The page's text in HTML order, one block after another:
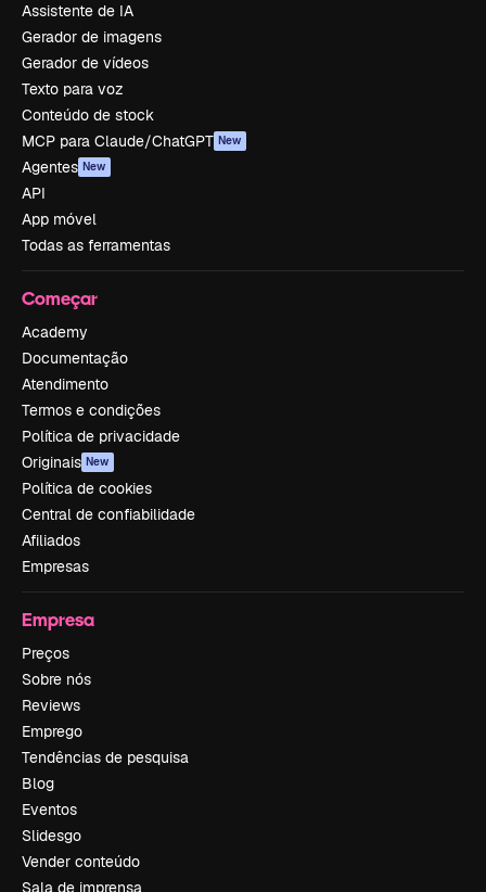
Assistente de IA
Gerador de imagens
Gerador de vídeos
Texto para voz
Conteúdo de stock
MCP para Claude/ChatGPT New
Agentes New
API
App móvel
Todas as ferramentas
Começar
Academy
Documentação
Atendimento
Termos e condições
Política de privacidade
Originais New
Política de cookies
Central de confiabilidade
Afiliados
Empresas
Empresa
Preços
Sobre nós
Reviews
Emprego
Tendências de pesquisa
Blog
Eventos
Slidesgo
Vender conteúdo
Sala de imprensa